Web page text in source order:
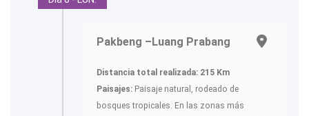
Pakbeng –Luang Prabang
Distancia total realizada: 215 Km
Paisajes: Paisaje natural, rodeado de
bosques tropicales. En las zonas más